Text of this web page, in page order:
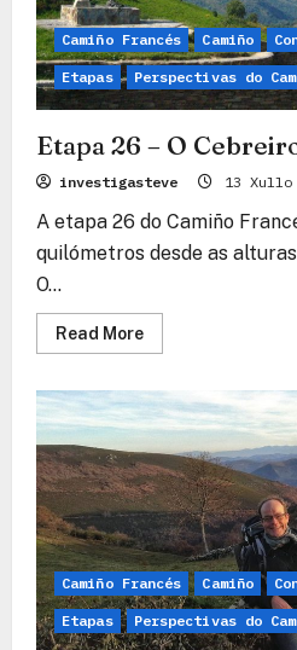
Camiño Francés Camiño
Etapas Perspectivas do
Etapa 26 – O
investigasteve 13 Xullo
A etapa 26 do Camiño
quilómetros desde as
O...
Read MoreRead
more
26
O
Cebreiro
–
Triacastela
Camiño Francés Camiño
Etapas Perspectivas do